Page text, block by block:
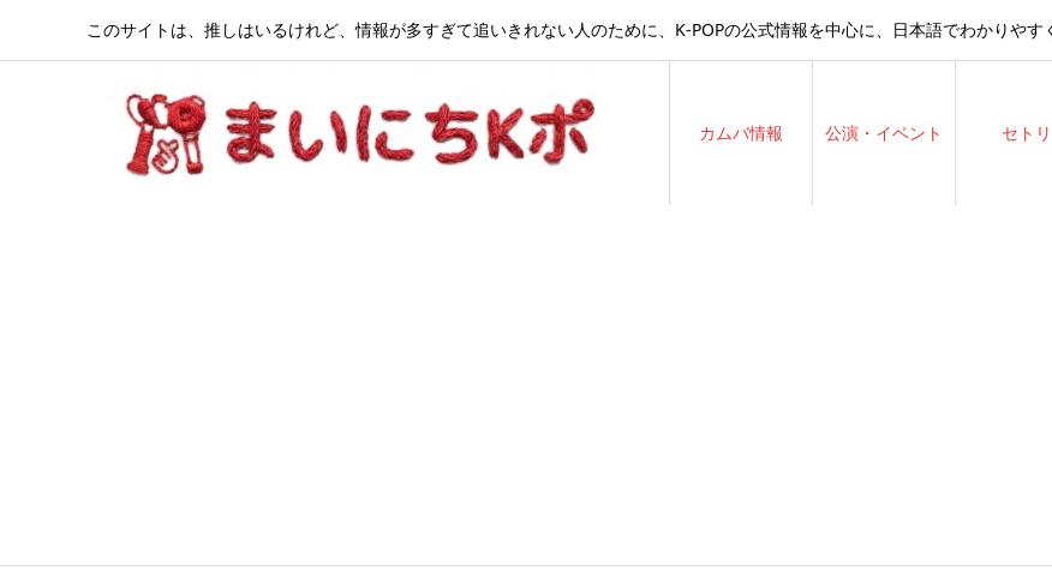
このサイトは、推しはいるけれど、情報が多すぎて追いきれない人のために、K-POPの公式情報を中心に、日本語でわかりや
カムバ情報 公演・イベント セトリ